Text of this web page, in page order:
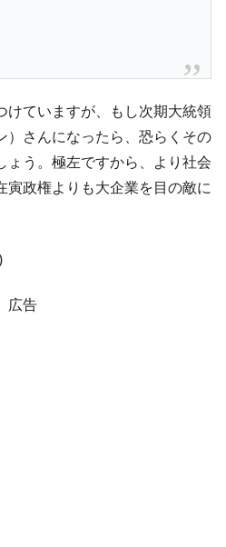
を最も多く輩出している都道
競馬GI競走で勝利騎手がもら
意外すぎるモチーフとは？
壊、鳴かず飛ばずに終わりそう
挑戦の歴史。松山以前に最高位
、最多の清原に次いで多く打っ
けていますが、もし次期大統領
）さんになったら、恐らくその
ょう。極左ですから、より社会
寅政権よりも大企業を目の敵に
広告